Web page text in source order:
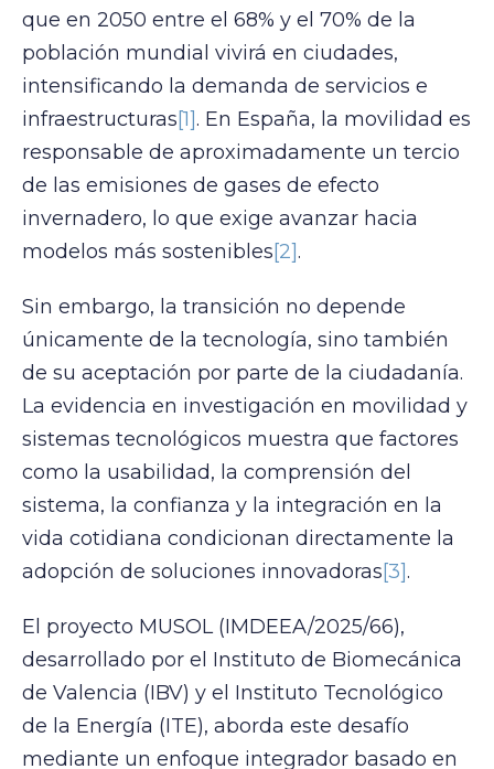
que en 2050 entre el 68% y el 70% de la
población mundial vivirá en ciudades,
intensificando la demanda de servicios e
infraestructuras[1]. En España, la movilidad es
responsable de aproximadamente un tercio
de las emisiones de gases de efecto
invernadero, lo que exige avanzar hacia
modelos más sostenibles[2].
Sin embargo, la transición no depende
únicamente de la tecnología, sino también
de su aceptación por parte de la ciudadanía.
La evidencia en investigación en movilidad y
sistemas tecnológicos muestra que factores
como la usabilidad, la comprensión del
sistema, la confianza y la integración en la
vida cotidiana condicionan directamente la
adopción de soluciones innovadoras[3].
El proyecto MUSOL (IMDEEA/2025/66),
desarrollado por el Instituto de Biomecánica
de Valencia (IBV) y el Instituto Tecnológico
de la Energía (ITE), aborda este desafío
mediante un enfoque integrador basado en